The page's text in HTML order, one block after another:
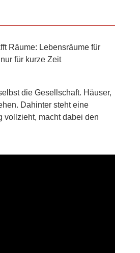
Räume: Lebensräume für
für kurze Zeit
die Gesellschaft. Häuser,
Dahinter steht eine
vollzieht, macht dabei den